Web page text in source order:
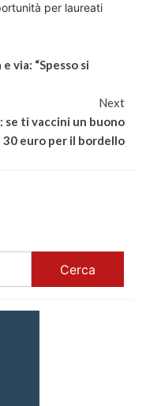
per laureati
via: “Spesso si
Next
se ti vaccini un buono
30 euro per il bordello